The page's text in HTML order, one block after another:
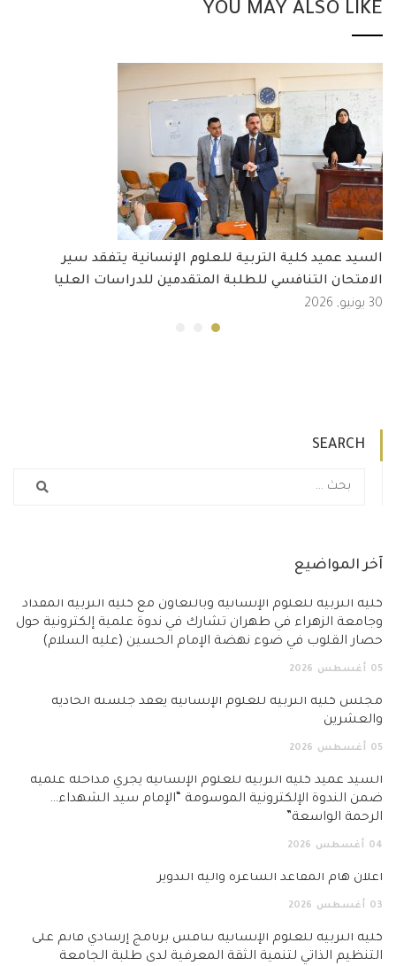
YOU MAY ALSO LIKE
السيد عميد كلية التربية للعلوم الإنسانية يتفقد سير
الامتحان التنافسي للطلبة المتقدمين للدراسات العليا
30 يونيو, 2026
SEARCH
آخر المواضيع
كلية التربية للعلوم الإنسانية وبالتعاون مع كلية التربية المقداد
وجامعة الزهراء في طهران تشارك في ندوة علمية إلكترونية حول
حصار القلوب في ضوء نهضة الإمام الحسين (عليه السلام)
05 أغسطس 2026
مجلس كلية التربية للعلوم الإنسانية يعقد جلسته الحادية
والعشرين
05 أغسطس 2026
السيد عميد كلية التربية للعلوم الإنسانية يجري مداخلة علمية
ضمن الندوة الإلكترونية الموسومة “الإمام سيد الشهداء…
الرحمة الواسعة”
04 أغسطس 2026
اعلان هام المقاعد الشاغرة وآلية التدوير
03 أغسطس 2026
كلية التربية للعلوم الإنسانية تناقش برنامج إرشادي قائم على
التنظيم الذاتي لتنمية الثقة المعرفية لدى طلبة الجامعة